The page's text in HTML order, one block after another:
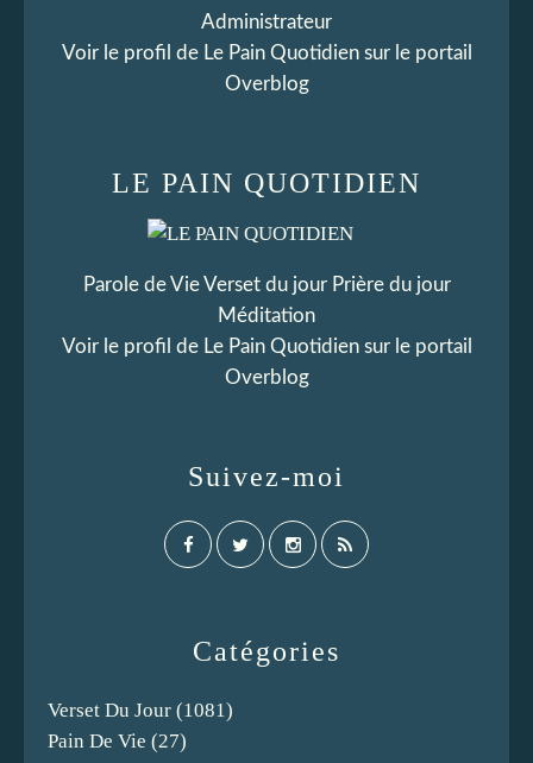
Catégories
Verset Du Jour (1081)
Pain De Vie (27)
LE PAIN QUOTIDIEN
Parole de Vie Verset du jour Prière du jour
Méditation
Voir le profil de Le Pain Quotidiensur le portail
Overblog
Suivez-moi
Administrateur
Voir le profil de Le Pain Quotidiensur le portail
Overblog